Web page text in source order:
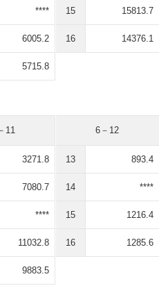
****
6005.2
5715.8
15 15813.7
16 14376.1
11
3271.8
7080.7
****
11032.8
9883.5
6－12
13 893.4
14 ****
15 1216.4
16 1285.6